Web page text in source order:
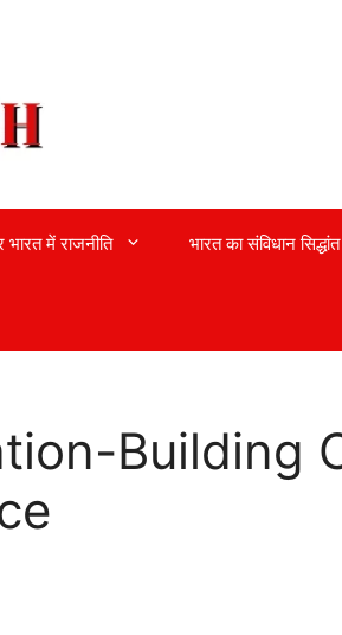
भारत में राजनीति भारत का संविधान
Building